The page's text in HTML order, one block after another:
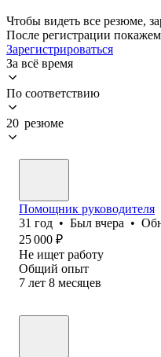
Чтобы видеть все резюме,
После регистрации
Зарегистрироваться
За всё время
По соответствию
20 резюме
Помощник руководителя
31 год • Был вчера •
25 000 ₽
Не ищет работу
Общий опыт
7 лет 8 месяцев